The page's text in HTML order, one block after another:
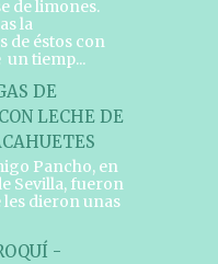
de limones.
la
de éstos con
un tiemp...
DE
LECHE DE
Pancho, en
Sevilla, fueron
dieron unas
-